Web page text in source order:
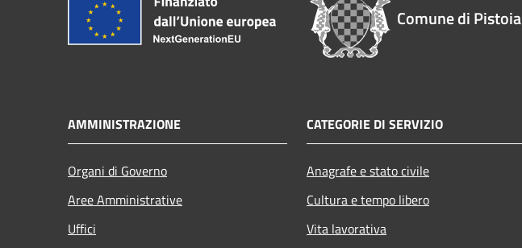
Comune di Pistoia
AMMINISTRAZIONE
Organi di Governo
Aree Amministrative
Uffici
CATEGORIE DI SERVIZIO
Anagrafe e stato civile
Cultura e tempo libero
Vita lavorativa